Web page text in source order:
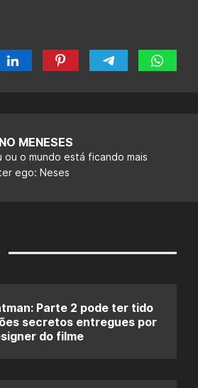
MENESES
ou o mundo está ficando mais
ego: Neses
Parte 2 pode ter tido
secretos entregues por
do filme